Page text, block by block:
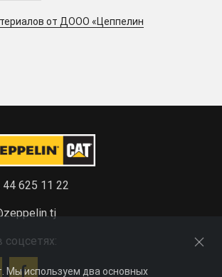
от ДООО «Цеппелин
44 625 11 22
Мы используем два основных